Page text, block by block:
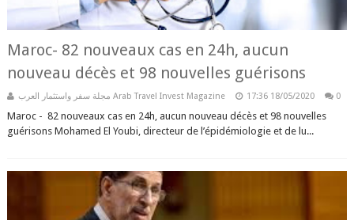
Maroc- 82 nouveaux cas en 24h, aucun
nouveau décès et 98 nouvelles guérisons
مجلة سفر واستثمار العرب Arab Travel Invest Magazine 17:36 18/05/2020 0
Maroc - 82 nouveaux cas en 24h, aucun nouveau décès et 98 nouvelles
guérisons Mohamed El Youbi, directeur de l’épidémiologie et de lu...